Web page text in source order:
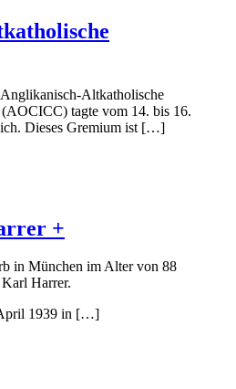
Altkatholische
tagte vom 14. bis 16.
Dieses Gremium ist […]
+
in München im Alter von 88
Harrer.
1939 in […]